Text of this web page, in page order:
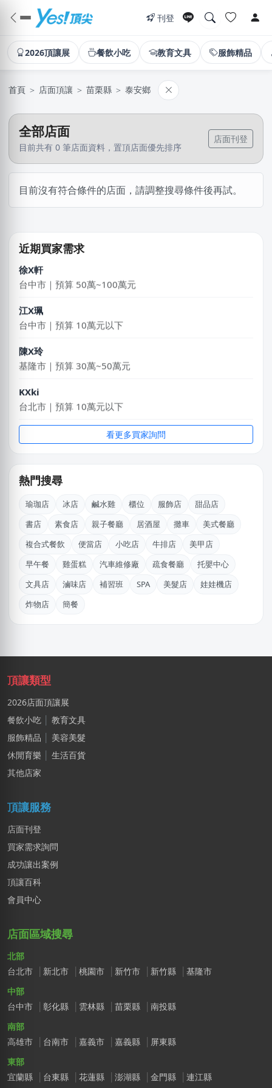
刊登
2026頂讓展 餐飲小吃 教育文具 服飾精品
首頁 ＞ 店面頂讓 ＞ 苗栗縣 ＞ 泰安鄉
全部店面
目前共有 0 筆店面資料，置頂店面優先排序
店面刊登
目前沒有符合條件的店面，請調整搜尋條件後再試。
近期買家需求
吳X生
新北市｜預算 10萬~30萬元
徐X軒
台中市｜預算 50萬~100萬元
江X珮
台中市｜預算 10萬元以下
陳X玲
基隆市｜預算 30萬~50萬元
KXki
台北市｜預算 10萬元以下
游X姐
新北市｜預算 10萬~30萬元
新北市｜預算 10萬~30萬元
吳X生
新北市｜預算 50萬~100萬元
盛X豪
新北市｜預算 10萬~30萬元
徐X軒
台中市｜預算 50萬~100萬元
陳X玲
基隆市｜預算 30萬~50萬元
KXki
台北市｜預算 10萬元以下
游X姐
新北市｜預算 10萬~30萬元
新北市｜預算 10萬~30萬元
看更多買家詢問
熱門搜尋
瑜珈店 冰店 鹹水雞 櫃位 服飾店
甜品店
書店
素食店 親子餐廳 居酒屋 攤車
美式餐廳
複合式餐飲
便當店 小吃店 牛排店
美甲店
早午餐
雞蛋糕 汽車維修廠 疏食餐廳
托嬰中心
文具店
滷味店 補習班 SPA 美髮店
娃娃機店
炸物店
簡餐
頂讓類型
2026店面頂讓展
餐飲小吃
教育文具
服飾精品
美容美髮
休閒育樂
生活百貨
其他店家
頂讓服務
店面刊登
買家需求詢問
成功讓出案例
頂讓百科
會員中心
店面區域搜尋
北部
台北市
新北市 桃園市 新竹市 新竹縣
基隆市
中部
台中市
彰化縣 雲林縣 苗栗縣
南投縣
南部
高雄市
台南市 嘉義市 嘉義縣
屏東縣
東部
宜蘭縣
台東縣 花蓮縣 澎湖縣 金門縣 連江縣